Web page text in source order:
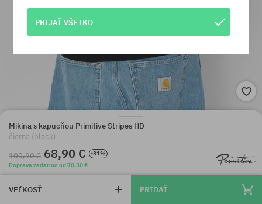
Mikina s kapucňou Primitive Stripes HD
čierna (black)
100,90 € 68,90 €
-31%
Doprava zadarmo od 70,30 €
VEĽKOSŤ PRIDAŤ
PRIJAŤ VŠETKO